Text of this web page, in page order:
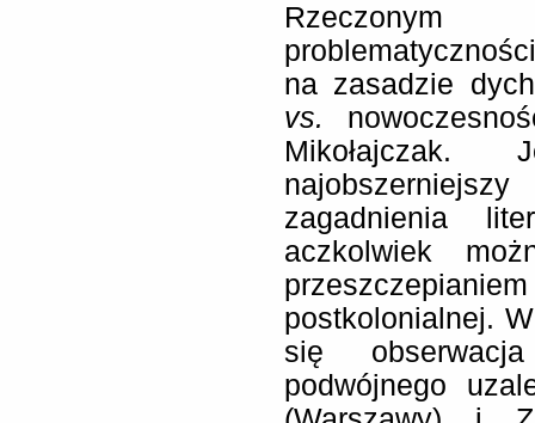
na zasadzie
vs.
zagadnienia
aczkolwiek
postkolonialnej.
się
podwójnego